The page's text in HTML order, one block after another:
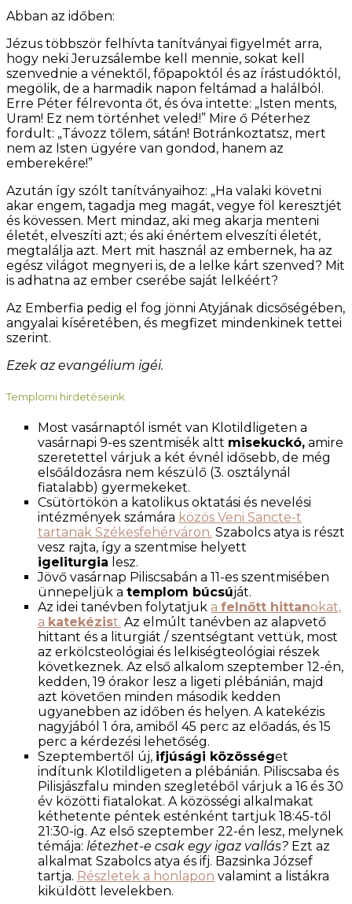
Abban az időben:
Jézus többször felhívta tanítványai figyelmét arra,
hogy neki Jeruzsálembe kell mennie, sokat kell
szenvednie a vénektől, főpapoktól és az írástudóktól,
megölik, de a harmadik napon feltámad a halálból.
Erre Péter félrevonta őt, és óva intette: „Isten ments,
Uram! Ez nem történhet veled!” Mire ő Péterhez
fordult: „Távozz tőlem, sátán! Botránkoztatsz, mert
nem az Isten ügyére van gondod, hanem az
emberekére!”
Azután így szólt tanítványaihoz: „Ha valaki követni
akar engem, tagadja meg magát, vegye föl keresztjét
és kövessen. Mert mindaz, aki meg akarja menteni
életét, elveszíti azt; és aki énértem elveszíti életét,
megtalálja azt. Mert mit használ az embernek, ha az
egész világot megnyeri is, de a lelke kárt szenved? Mit
is adhatna az ember cserébe saját lelkéért?
Az Emberfia pedig el fog jönni Atyjának dicsőségében,
angyalai kíséretében, és megfizet mindenkinek tettei
szerint.
Ezek az evangélium igéi.
Templomi hirdetéseink
Most vasárnaptól ismét van Klotildligeten a
vasárnapi 9-es szentmisék altt misekuckó, amire
szeretettel várjuk a két évnél idősebb, de még
elsőáldozásra nem készülő (3. osztálynál
fiatalabb) gyermekeket.
Csütörtökön a katolikus oktatási és nevelési
intézmények számára közös Veni Sancte-t
tartanak Székesfehérváron. Szabolcs atya is részt
vesz rajta, így a szentmise helyett
igeliturgia lesz.
Jövő vasárnap Piliscsabán a 11-es szentmisében
ünnepeljük a templom búcsúját.
Az idei tanévben folytatjuk a felnőtt hittanokat,
a katekézist. Az elmúlt tanévben az alapvető
hittant és a liturgiát / szentségtant vettük, most
az erkölcsteológiai és lelkiségteológiai részek
következnek. Az első alkalom szeptember 12-én,
kedden, 19 órakor lesz a ligeti plébánián, majd
azt követően minden második kedden
ugyanebben az időben és helyen. A katekézis
nagyjából 1 óra, amiből 45 perc az előadás, és 15
perc a kérdezési lehetőség.
Szeptembertől új, ifjúsági közösséget
indítunk Klotildligeten a plébánián. Piliscsaba és
Pilisjászfalu minden szegletéből várjuk a 16 és 30
év közötti fiatalokat. A közösségi alkalmakat
kéthetente péntek esténként tartjuk 18:45-től
21:30-ig. Az első szeptember 22-én lesz, melynek
témája: létezhet-e csak egy igaz vallás? Ezt az
alkalmat Szabolcs atya és ifj. Bazsinka József
tartja. Részletek a honlapon valamint a listákra
kiküldött levelekben.